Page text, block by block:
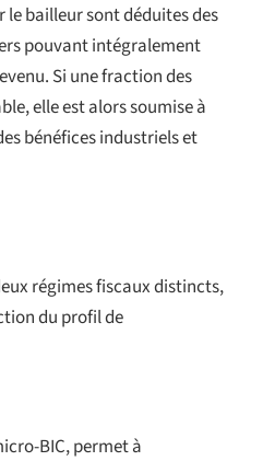
le bailleur sont déduites des
pouvant intégralement
Si une fraction des
elle est alors soumise à
bénéfices industriels et
régimes fiscaux distincts,
du profil de
BIC, permet à